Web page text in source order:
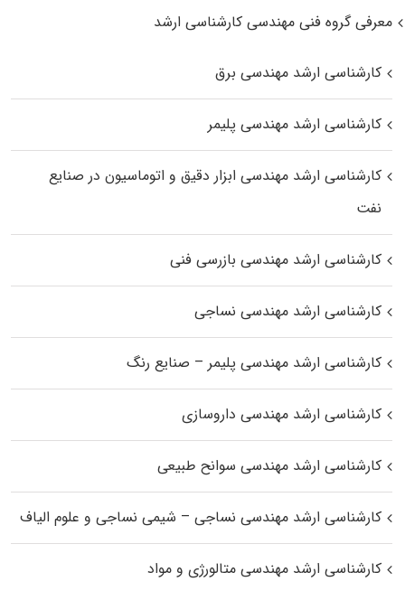
معرفی گروه فنی مهندسی کارشناسی ارشد
کارشناسی ارشد مهندسی برق
کارشناسی ارشد مهندسی پلیمر
کارشناسی ارشد مهندسی ابزار دقیق و اتوماسیون در صنایع
نفت
کارشناسی ارشد مهندسی بازرسی فنی
کارشناسی ارشد مهندسی نساجی
کارشناسی ارشد مهندسی پلیمر – صنایع رنگ
کارشناسی ارشد مهندسی داروسازی
کارشناسی ارشد مهندسی سوانح طبیعی
کارشناسی ارشد مهندسی نساجی – شیمی نساجی و علوم الیاف
کارشناسی ارشد مهندسی متالورژی و مواد